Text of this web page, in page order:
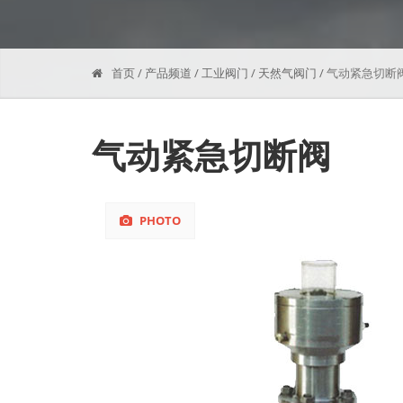
首页/ 产品频道 /工业阀门 / 天然气阀门 /气动紧急切断
气动紧急切断阀
PHOTO